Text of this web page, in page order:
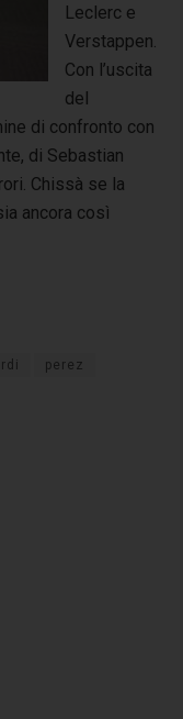
Leclerc e
Verstappen.
Con l’uscita
del
di confronto con
di Sebastian
Chissà se la
ancora così
perez